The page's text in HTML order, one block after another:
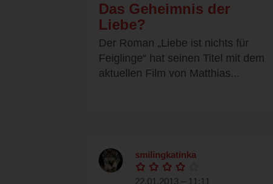
Das Geheimnis der
Liebe?
Der Roman „Liebe ist nichts für
Feiglinge“ hat seinen Titel mit dem
aktuellen Film von Matthias...
smilingkatinka
22.01.2013 – 11:11